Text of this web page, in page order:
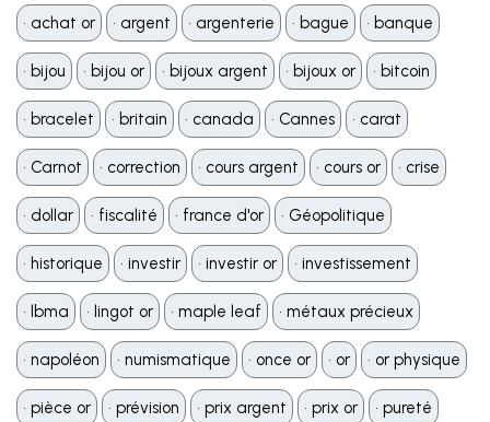
•️ achat or •️ argent •️ argenterie •️ bague •️ banque
•️ bijou •️ bijou or •️ bijoux argent •️ bijoux or •️ bitcoin
•️ bracelet •️ britain •️ canada •️ Cannes •️ carat
•️ Carnot •️ correction •️ cours argent •️ cours or •️ crise
•️ dollar •️ fiscalité •️ france d'or •️ Géopolitique
•️ historique •️ investir •️ investir or •️ investissement
•️ lbma •️ lingot or •️ maple leaf •️ métaux précieux
•️ napoléon •️ numismatique •️ once or •️ or •️ or physique
•️ pièce or •️ prévision •️ prix argent •️ prix or •️ pureté